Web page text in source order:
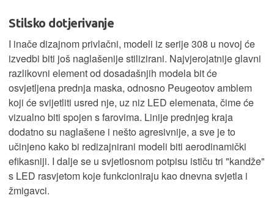
Stilsko dotjerivanje
I inače dizajnom privlačni, modeli iz serije 308 u novoj će
izvedbi biti još naglašenije stilizirani. Najvjerojatnije glavni
razlikovni element od dosadašnjih modela bit će
osvjetljena prednja maska, odnosno Peugeotov amblem
koji će svijetliti usred nje, uz niz LED elemenata, čime će
vizualno biti spojen s farovima. Linije prednjeg kraja
dodatno su naglašene i nešto agresivnije, a sve je to
učinjeno kako bi redizajnirani modeli biti aerodinamički
efikasniji. I dalje se u svjetlosnom potpisu ističu tri "kandže"
s LED rasvjetom koje funkcioniraju kao dnevna svjetla i
žmigavci.